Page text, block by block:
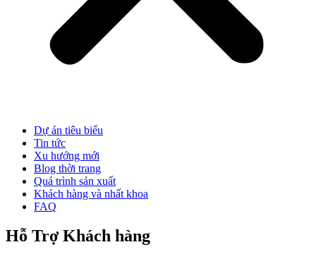
Dự án tiêu biểu
Tin tức
Xu hướng mới
Blog thời trang
Quá trình sản xuất
Khách hàng và nhất khoa
FAQ
Hỗ Trợ Khách hàng